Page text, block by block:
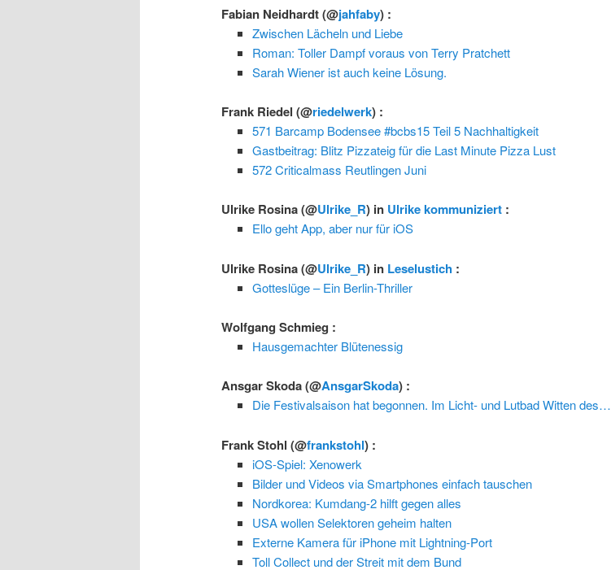
Fabian Neidhardt(@jahfaby) :
Zwischen Lächeln und Liebe
Roman: Toller Dampf voraus von Terry Pratchett
Sarah Wiener ist auch keine Lösung.
Frank Riedel(@riedelwerk) :
571 Barcamp Bodensee #bcbs15 Teil 5 Nachhaltigkeit
Gastbeitrag: Blitz Pizzateig für die Last Minute Pizza Lust
572 Criticalmass Reutlingen Juni
Ulrike Rosina(@Ulrike_R) in Ulrike kommuniziert :
Ello geht App, aber nur für iOS
Ulrike Rosina(@Ulrike_R) in Leselustich :
Gotteslüge – Ein Berlin-Thriller
Wolfgang Schmieg :
Hausgemachter Blütenessig
Ansgar Skoda(@AnsgarSkoda) :
Die Festivalsaison hat begonnen. Im Licht- und Lutbad Witten des…
Frank Stohl(@frankstohl) :
iOS-Spiel: Xenowerk
Bilder und Videos via Smartphones einfach tauschen
Nordkorea: Kumdang-2 hilft gegen alles
USA wollen Selektoren geheim halten
Externe Kamera für iPhone mit Lightning-Port
Toll Collect und der Streit mit dem Bund